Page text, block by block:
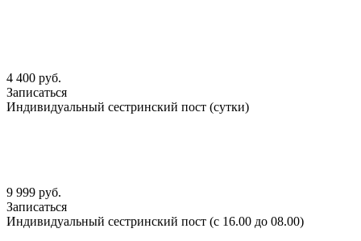
4 400 руб.
Записаться
Индивидуальный сестринский пост (сутки)
9 999 руб.
Записаться
Индивидуальный сестринский пост (с 16.00 до 08.00)